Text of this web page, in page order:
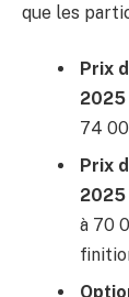
que les
Prix
2025
74
Prix
2025
à 70